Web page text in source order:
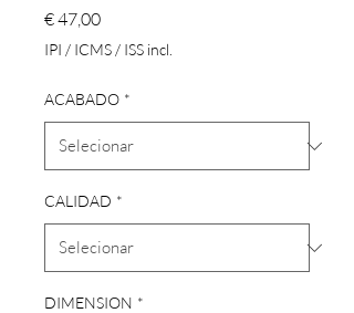
€ 47,00Preço
IPI / ICMS / ISS incl.
ACABADO *
CALIDAD *
DIMENSION *